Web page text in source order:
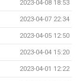
2023-04-08 18:53
2023-04-07 22:34
2023-04-05 12:50
2023-04-04 15:20
2023-04-01 12:22